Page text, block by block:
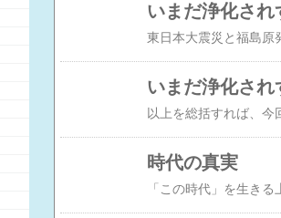
いまだ浄化され
いまだ浄化され
時代の真実